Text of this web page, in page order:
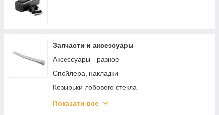
Запчасти и аксессуары
Аксессуары - разное
Спойлера, накладки
Козырьки лобового стекла
Кузов,Оптика
Показати все